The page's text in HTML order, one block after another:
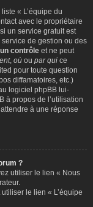
« L’équipe du
avec le propriétaire
un service gratuit est
de gestion ou des
contrôle et ne peut
, où ou par qui ce
pour toute question
diffamatoires, etc.)
logiciel phpBB lui-
à propos de l’utilisation
à une réponse
?
utiliser le lien « Nous
le lien « L’équipe